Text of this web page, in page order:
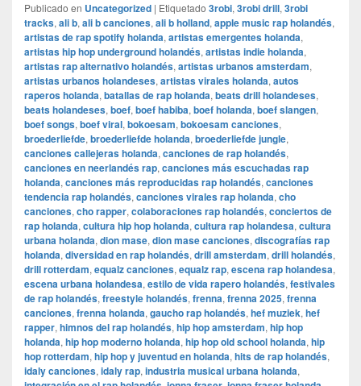
Publicado en Uncategorized | Etiquetado 3robi, 3robi drill, 3robi
tracks, ali b, ali b canciones, ali b holland, apple music rap holandés,
artistas de rap spotify holanda, artistas emergentes holanda,
artistas hip hop underground holandés, artistas indie holanda,
artistas rap alternativo holandés, artistas urbanos amsterdam,
artistas urbanos holandeses, artistas virales holanda, autos
raperos holanda, batallas de rap holanda, beats drill holandeses,
beats holandeses, boef, boef habiba, boef holanda, boef slangen,
boef songs, boef viral, bokoesam, bokoesam canciones,
broederliefde, broederliefde holanda, broederliefde jungle,
canciones callejeras holanda, canciones de rap holandés,
canciones en neerlandés rap, canciones más escuchadas rap
holanda, canciones más reproducidas rap holandés, canciones
tendencia rap holandés, canciones virales rap holanda, cho
canciones, cho rapper, colaboraciones rap holandés, conciertos de
rap holanda, cultura hip hop holanda, cultura rap holandesa, cultura
urbana holanda, dion mase, dion mase canciones, discografías rap
holanda, diversidad en rap holandés, drill amsterdam, drill holandés,
drill rotterdam, equalz canciones, equalz rap, escena rap holandesa,
escena urbana holandesa, estilo de vida rapero holandés, festivales
de rap holandés, freestyle holandés, frenna, frenna 2025, frenna
canciones, frenna holanda, gaucho rap holandés, hef muziek, hef
rapper, himnos del rap holandés, hip hop amsterdam, hip hop
holanda, hip hop moderno holanda, hip hop old school holanda, hip
hop rotterdam, hip hop y juventud en holanda, hits de rap holandés,
idaly canciones, idaly rap, industria musical urbana holanda,